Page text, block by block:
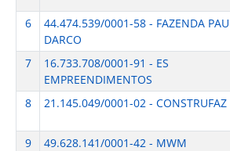
6
44.474.539/0001-58 - FAZENDA PAU
DARCO
7
16.733.708/0001-91 - ES
EMPREENDIMENTOS
8
21.145.049/0001-02 - CONSTRUFAZ
9
49.628.141/0001-42 - MWM